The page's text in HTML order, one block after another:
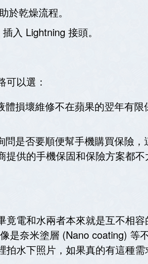
乾燥流程。
入 Lightning 接頭。
以選：
損壞維修不在蘋果的翌年有限
是否要順便幫手機購買保險，
供的手機保固和保險方案都
電和水兩者本來就是互不相容
是奈米塗層 (Nano coating) 等
水下照片，如果真的有這種